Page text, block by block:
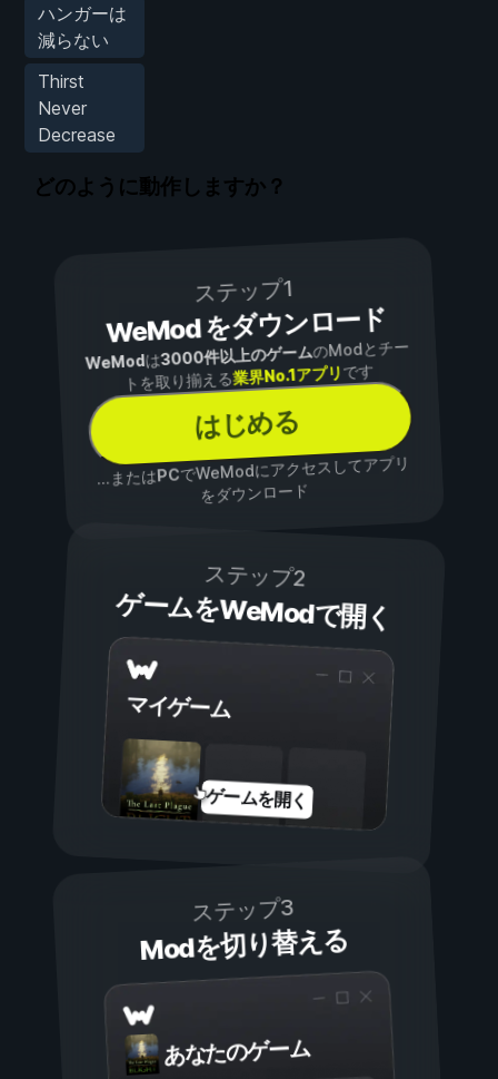
ハンガーは
減らない
Thirst
Never
Decrease
どのように動作しますか？
ステップ1
WeMod をダウンロード
WeModは3000件以上のゲームのModとチー
トを取り揃える業界No.1アプリです
はじめる
...またはPCでWeModにアクセスしてアプリ
をダウンロード
ステップ2
ゲームをWeModで開く
マイゲーム
ゲームを開く
ステップ3
Modを切り替える
あなたのゲーム